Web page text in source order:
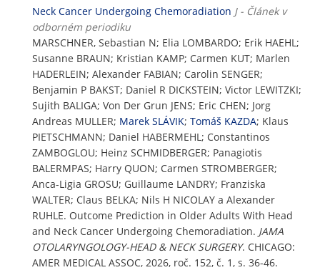
Neck Cancer Undergoing Chemoradiation J - Článek v
odborném periodiku
MARSCHNER, Sebastian N; Elia LOMBARDO; Erik HAEHL;
Susanne BRAUN; Kristian KAMP; Carmen KUT; Marlen
HADERLEIN; Alexander FABIAN; Carolin SENGER;
Benjamin P BAKST; Daniel R DICKSTEIN; Victor LEWITZKI;
Sujith BALIGA; Von Der Grun JENS; Eric CHEN; Jorg
Andreas MULLER; Marek SLÁVIK; Tomáš KAZDA; Klaus
PIETSCHMANN; Daniel HABERMEHL; Constantinos
ZAMBOGLOU; Heinz SCHMIDBERGER; Panagiotis
BALERMPAS; Harry QUON; Carmen STROMBERGER;
Anca-Ligia GROSU; Guillaume LANDRY; Franziska
WALTER; Claus BELKA; Nils H NICOLAY a Alexander
RUHLE. Outcome Prediction in Older Adults With Head
and Neck Cancer Undergoing Chemoradiation. JAMA
OTOLARYNGOLOGY-HEAD & NECK SURGERY. CHICAGO:
AMER MEDICAL ASSOC, 2026, roč. 152, č. 1, s. 36-46.